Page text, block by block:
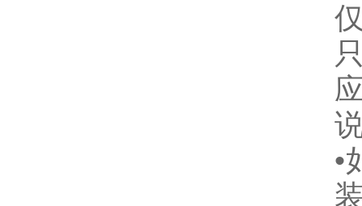
•